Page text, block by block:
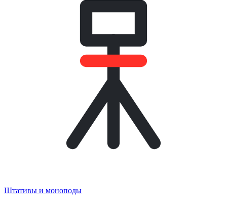
Штативы и моноподы